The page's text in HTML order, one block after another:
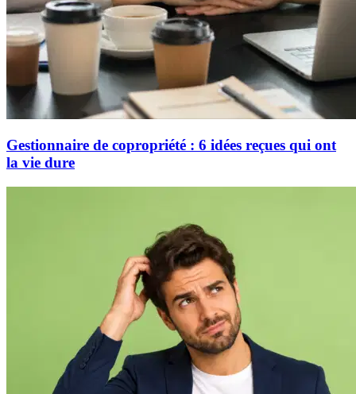
Gestionnaire de copropriété : 6 idées reçues qui ont
la vie dure